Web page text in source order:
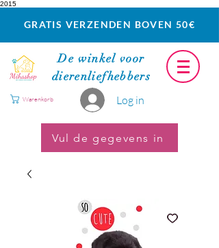
2015
GRATIS VERZENDEN BOVEN 50€
De winkel voor
dierenliefhebbers
Log in
Warenkorb
Vul de gegevens in